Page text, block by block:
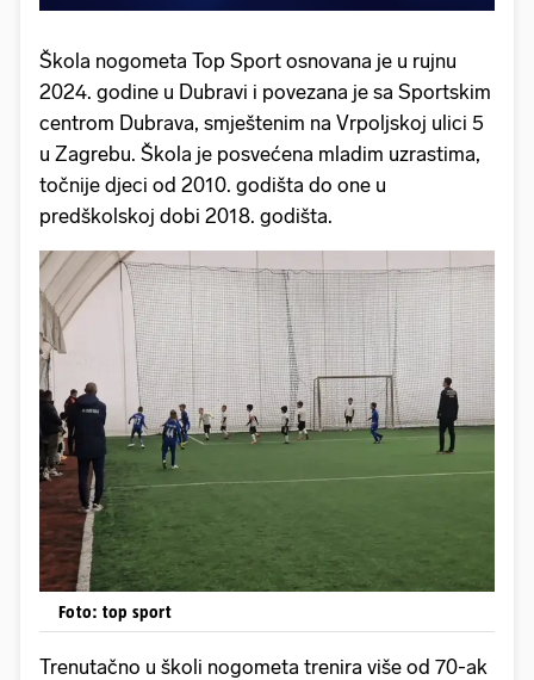
Škola nogometa Top Sport osnovana je u rujnu
2024. godine u Dubravi i povezana je sa Sportskim
centrom Dubrava, smještenim na Vrpoljskoj ulici 5
u Zagrebu. Škola je posvećena mladim uzrastima,
točnije djeci od 2010. godišta do one u
predškolskoj dobi 2018. godišta.
Foto: top sport
Trenutačno u školi nogometa trenira više od 70-ak